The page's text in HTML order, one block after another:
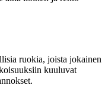
ruokia, joista jokainen
kuuluvat